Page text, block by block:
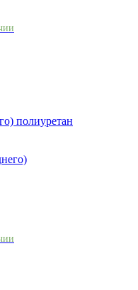
полиуретан